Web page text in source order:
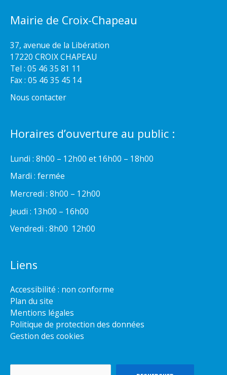
Mairie de Croix-Chapeau
37, avenue de la Libération
17220 CROIX CHAPEAU
Tel : 05 46 35 81 11
Fax : 05 46 35 45 14
Nous contacter
Horaires d’ouverture au public :
Lundi : 8h00 – 12h00 et 16h00 – 18h00
Mardi : fermée
Mercredi : 8h00 – 12h00
Jeudi : 13h00 – 16h00
Vendredi : 8h00  12h00
Liens
Accessibilité : non conforme
Plan du site
Mentions légales
Politique de protection des données
Gestion des cookies